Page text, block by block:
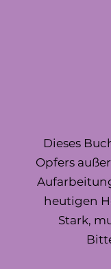
Dieses
Opfers
heutigen
Stark,